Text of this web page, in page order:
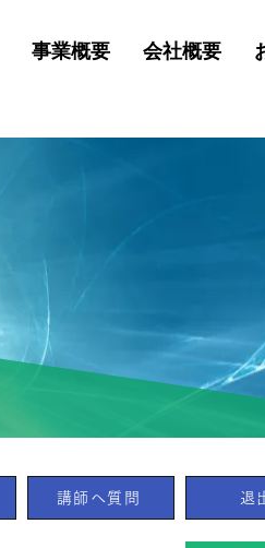
事業概要 会社概要
講師へ質問 退